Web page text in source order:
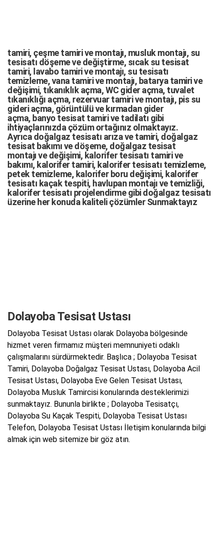
tamiri, çeşme tamirivemontajı, musluk montajı, su
tesisatı döşemeve değiştirme, sıcak su tesisat
tamiri, lavabo tamirivemontajı, su tesisatı
temizleme,vana tamirivemontajı, batarya tamirive
değişimi, tıkanıklık açma,WC gider açma, tuvalet
tıkanıklığı açma, rezervuar tamirive montajı, pis su
gideri açma, görüntülü ve kırmadan gider
açma, banyo tesisat tamirivetadilatı gibi
ihtiyaçlarınızda çözüm ortağınız olmaktayız.
Ayrıca doğalgaz tesisatı arızave tamiri, doğalgaz
tesisat bakımıve döşeme, doğalgaz tesisat
montajıve değişimi, kalorifer tesisatı tamiri ve
bakımı, kalorifer tamiri, kalorifer tesisatı temizleme,
petek temizleme, kalorifer boru değişimi, kalorifer
tesisatı kaçak tespiti, havlupan montajı ve temizliği,
kalorifer tesisatı projelendirme gibi d oğalgaz tesisatı
üzerine her konuda kaliteli çözümler Sunmaktayız
Dolayoba Tesisat Ustası
Dolayoba Tesisat Ustası olarak Dolayoba bölgesinde
hizmet veren firmamız müşteri memnuniyeti odaklı
çalışmalarını sürdürmektedir. Başlıca ; Dolayoba Tesisat
Tamiri, Dolayoba Doğalgaz Tesisat Ustası, Dolayoba Acil
Tesisat Ustası, Dolayoba Eve Gelen Tesisat Ustası,
Dolayoba Musluk Tamircisi konularında desteklerimizi
sunmaktayız. Bununla birlikte ; Dolayoba Tesisatçı,
Dolayoba Su Kaçak Tespiti, Dolayoba Tesisat Ustası
Telefon, Dolayoba Tesisat Ustası İletişim konularında bilgi
almak için web sitemize bir göz atın.